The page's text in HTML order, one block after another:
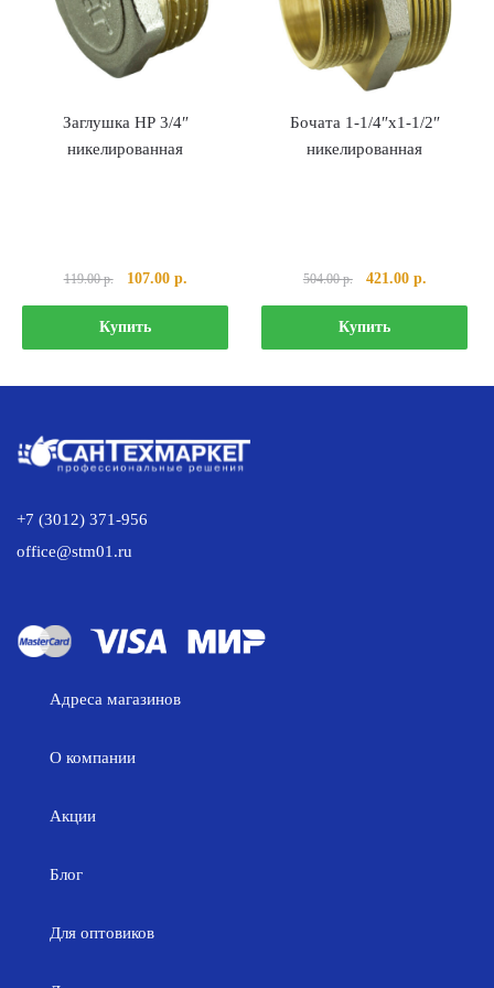
Заглушка НР 3/4″
никелированная
119.00р.
Первоначальная
цена
составляла
119.00 р..
107.00 р.Текущая
цена:
Купить
Бочата 1-1/4″х1-1/2″
никелированная
504.00р.
Первоначальная
цена
составляла
504.00 р..
421.00 р.Текущая
цена:
Купить
+7 (3012) 371-956
office@stm01.ru
Адреса магазинов
О компании
Акции
Блог
Для оптовиков